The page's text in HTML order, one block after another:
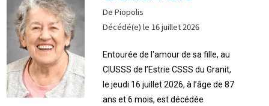
De Piopolis
Décédé(e) le 16 juillet 2026
Entourée de l'amour de sa fille, au
CIUSSS de l’Estrie CSSS du Granit,
le jeudi 16 juillet 2026, à l’âge de 87
ans et 6 mois, est décédée